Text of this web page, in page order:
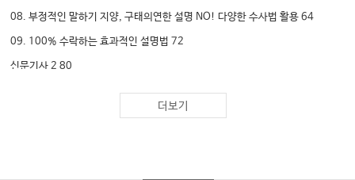
08. 부정적인 말하기 지양, 구태의연한 설명 NO! 다양한 수사법 활용 64
09. 100% 수락하는 효과적인 설명법 72
신문기사 2 80
10. 먼저 좋은 인간관계 만들기, 신뢰는 호감이 밑바탕 되어야 ··· 86
11. 쓸데없는 말 한마디를 줄여라, 적당할 때 끊으면 다 잃지는 않는다. 94
더보기